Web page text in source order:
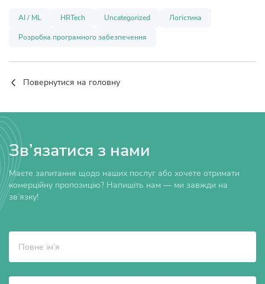
AI / ML HRTech Uncategorized Логістика
Розробка програмного забезпечення
Повернутися на головну
Зв’язатися з нами
Маєте запитання щодо наших послуг або хочете отримати
комерційну пропозицію? Напишіть нам — ми завжди на
зв’язку!